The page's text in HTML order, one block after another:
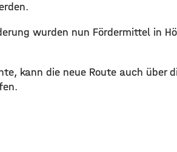
wurden nun Fördermittel in
kann die neue Route auch über